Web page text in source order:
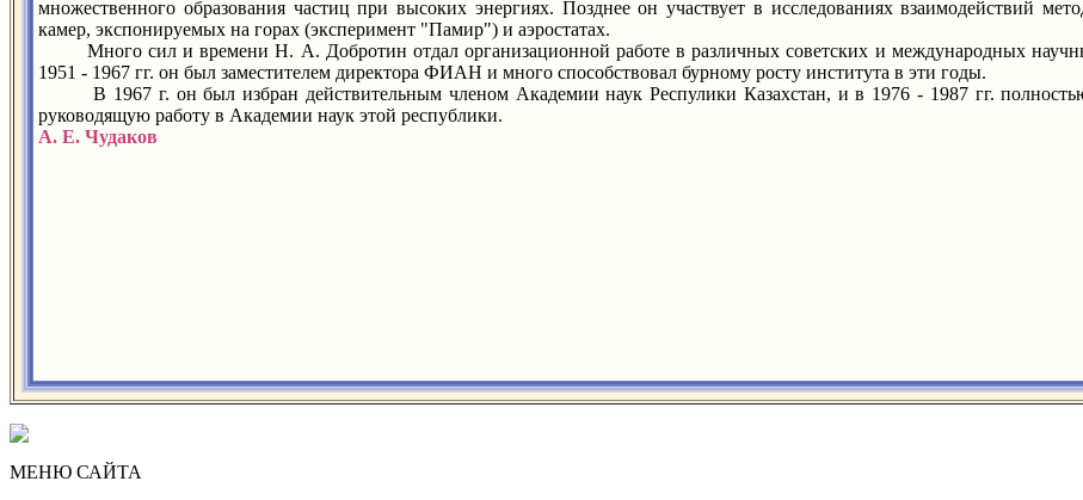
множественного образования частиц при высоких энергиях. Позднее он участвует в исследованиях взаимодействий
камер, экспонируемых на горах (эксперимент "Памир") и аэростатах.
Много сил и времени Н. А. Добротин отдал организационной работе в различных советских и международных
1951 - 1967 гг. он был заместителем директора ФИАН и много способствовал бурному росту института в эти годы.
В 1967 г. он был избран действительным членом Академии наук Респулики Казахстан, и в 1976 - 1987 гг.
руководящую работу в Академии наук этой республики.
А. Е. Чудаков
МЕНЮ САЙТА